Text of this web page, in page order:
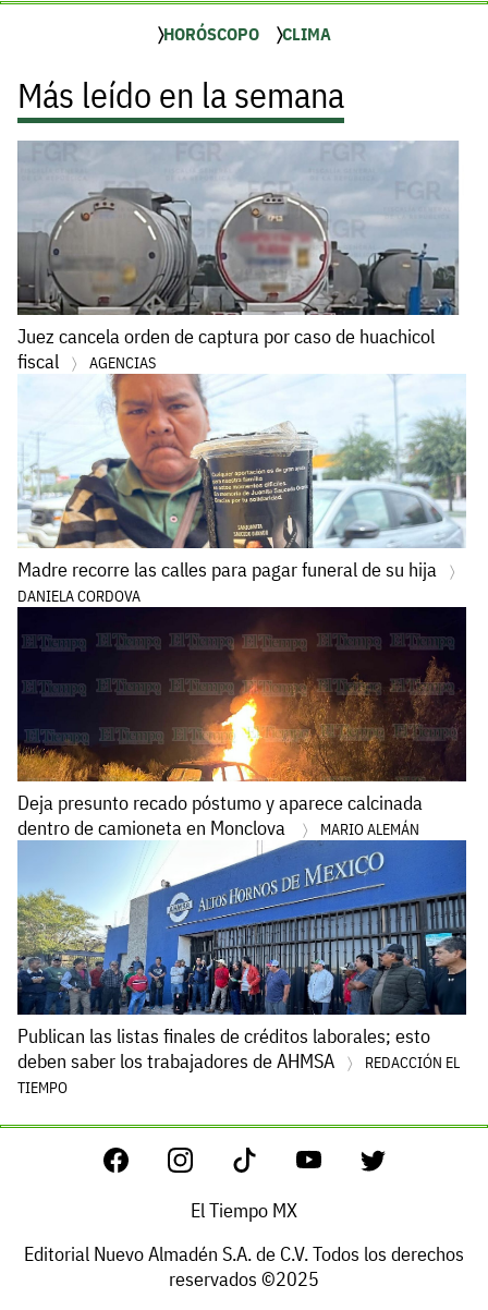
HORÓSCOPO CLIMA
Más leído en la semana
Juez cancela orden de captura por caso de huachicol
fiscal
AGENCIAS
Madre recorre las calles para pagar funeral de su hija
DANIELA CORDOVA
Deja presunto recado póstumo y aparece calcinada
dentro de camioneta en Monclova
MARIO ALEMÁN
Publican las listas finales de créditos laborales; esto
deben saber los trabajadores de AHMSA
REDACCIÓN EL
TIEMPO
El Tiempo MX
Editorial Nuevo Almadén S.A. de C.V. Todos los derechos
reservados ©2025